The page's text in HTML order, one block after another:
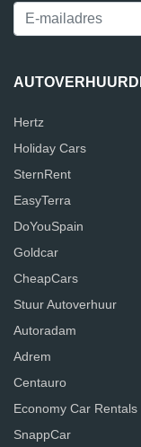
Hertz
Holiday Cars
SternRent
EasyTerra
DoYouSpain
Goldcar
CheapCars
Stuur Autoverhuur
Autoradam
Adrem
Centauro
Economy Car Rentals
SnappCar